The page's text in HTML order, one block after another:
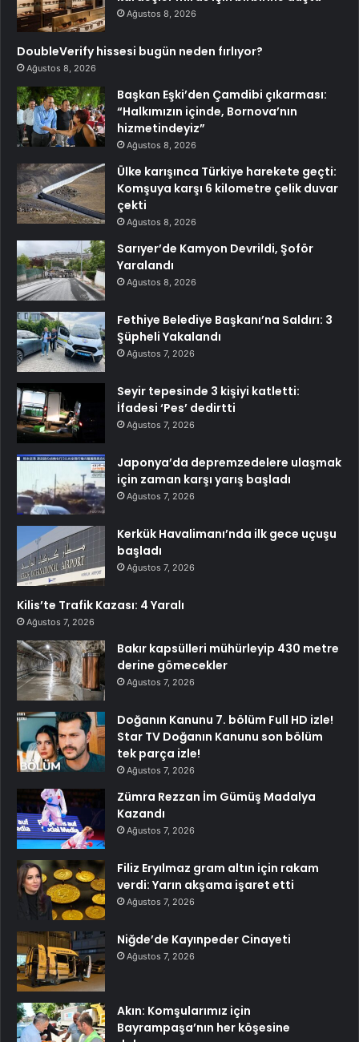
Ağustos 8, 2026
DoubleVerify hissesi bugün neden fırlıyor?
Ağustos 8, 2026
Başkan Eşki’den Çamdibi çıkarması:
“Halkımızın içinde, Bornova’nın
hizmetindeyiz”
Ağustos 8, 2026
Ülke karışınca Türkiye harekete geçti:
Komşuya karşı 6 kilometre çelik duvar
çekti
Ağustos 8, 2026
Sarıyer’de Kamyon Devrildi, Şoför
Yaralandı
Ağustos 8, 2026
Fethiye Belediye Başkanı’na Saldırı: 3
Şüpheli Yakalandı
Ağustos 7, 2026
Seyir tepesinde 3 kişiyi katletti:
İfadesi ‘Pes’ dedirtti
Ağustos 7, 2026
Japonya’da depremzedelere ulaşmak
için zaman karşı yarış başladı
Ağustos 7, 2026
Kerkük Havalimanı’nda ilk gece uçuşu
başladı
Ağustos 7, 2026
Kilis’te Trafik Kazası: 4 Yaralı
Ağustos 7, 2026
Bakır kapsülleri mühürleyip 430 metre
derine gömecekler
Ağustos 7, 2026
Doğanın Kanunu 7. bölüm Full HD izle!
Star TV Doğanın Kanunu son bölüm
tek parça izle!
Ağustos 7, 2026
Zümra Rezzan İm Gümüş Madalya
Kazandı
Ağustos 7, 2026
Filiz Eryılmaz gram altın için rakam
verdi: Yarın akşama işaret etti
Ağustos 7, 2026
Niğde’de Kayınpeder Cinayeti
Ağustos 7, 2026
Akın: Komşularımız için
Bayrampaşa’nın her köşesine